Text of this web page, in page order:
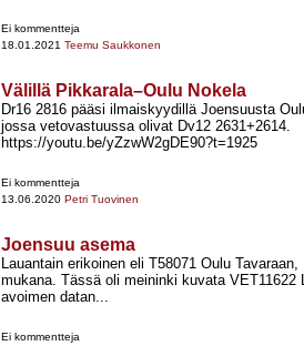
Ei kommentteja
18.01.2021 Teemu Saukkonen
Välillä Pikkarala–Oulu Nokela
Dr16 2816 pääsi ilmaiskyydillä Joensuusta
jossa vetovastuussa olivat Dv12 2631+​2614.
https://youtu.be/yZzwW2gDE90?t=1925
Ei kommentteja
13.06.2020 Petri Tuovinen
Joensuu asema
Lauantain erikoinen eli T58071 Oulu Tavaraan,
mukana. Tässä oli meininki kuvata VET11622
avoimen datan...
Ei kommentteja